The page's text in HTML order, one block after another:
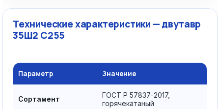
Технические характеристики — двутавр
35Ш2 С255
Параметр Значение
Сортамент
ГОСТ Р 57837-2017,
горячекатаный